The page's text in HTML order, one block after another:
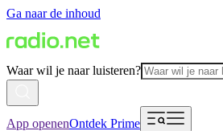
Ga naar de inhoud
Waar wil je naar luisteren?
App openenOntdek Prime